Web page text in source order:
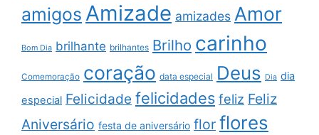
amigos Amizade amizades Amor
Bom Dia brilhante brilhantes Brilho carinho
Comemoração coração data especial Deus Dia dia
especial Felicidade felicidades feliz Feliz
Aniversário festa de aniversário flor flores